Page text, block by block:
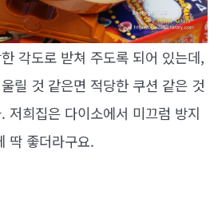
각도로 받쳐 주도록 되어 있는데,
릴 것 같은면 적당한 쿠션 같은 것
저희집은 다이소에서 미끄럼 방지
딱 좋더라구요.